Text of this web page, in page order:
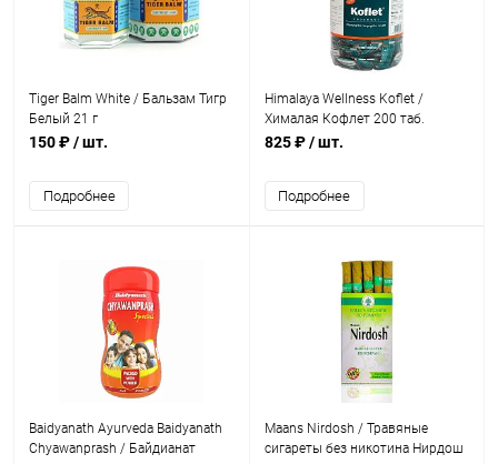
Tiger Balm White / Бальзам Тигр
Белый 21 г
150 ₽/ шт.
Подробнее
Himalaya Wellness Koflet /
Хималая Кофлет 200 таб.
825 ₽/ шт.
Подробнее
Baidyanath Ayurveda Baidyanath
Chyawanprash / Байдианат
Maans Nirdosh / Травяные
сигареты без никотина Нирдош